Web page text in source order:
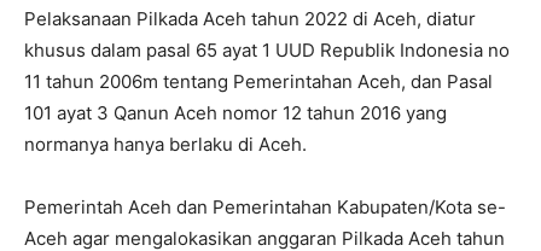
Pelaksanaan Pilkada Aceh tahun 2022 di Aceh, diatur
khusus dalam pasal 65 ayat 1 UUD Republik Indonesia no
11 tahun 2006m tentang Pemerintahan Aceh, dan Pasal
101 ayat 3 Qanun Aceh nomor 12 tahun 2016 yang
normanya hanya berlaku di Aceh.
Pemerintah Aceh dan Pemerintahan Kabupaten/Kota se-
Aceh agar mengalokasikan anggaran Pilkada Aceh tahun